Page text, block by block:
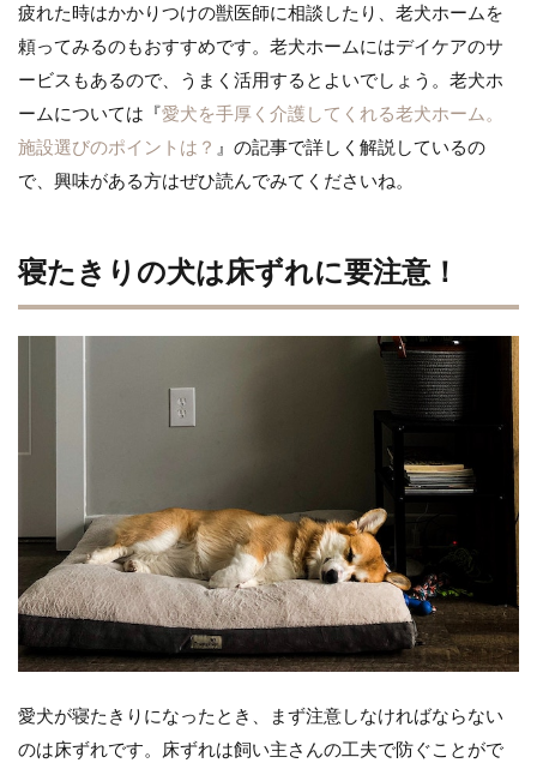
疲れた時はかかりつけの獣医師に相談したり、老犬ホームを
頼ってみるのもおすすめです。老犬ホームにはデイケアのサ
ービスもあるので、うまく活用するとよいでしょう。老犬ホ
ームについては『愛犬を手厚く介護してくれる老犬ホーム。
施設選びのポイントは？ 』の記事で詳しく解説しているの
で、興味がある方はぜひ読んでみてくださいね。
寝たきりの犬は床ずれに要注意！
愛犬が寝たきりになったとき、まず注意しなければならない
のは床ずれです。床ずれは飼い主さんの工夫で防ぐことがで